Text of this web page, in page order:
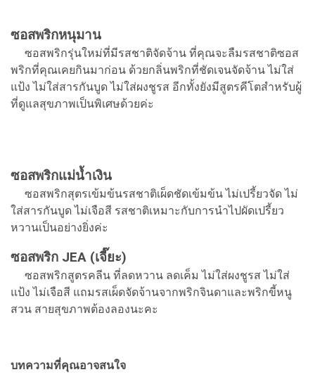
ซอสพริกหนุมาน
ซอสพริกรุ่นใหม่ที่มีรสชาติจัดจ้าน ที่คุณจะลืมรสชาติซอส
พริกที่คุณเคยกินมาก่อน ด้วยกลิ่นพริกที่ชัดเจนจัดจ้าน ไม่ใส่
แป้ง ไม่ใส่สารกันบูด ไม่ใส่ผงชูรส อีกทั้งยังมีสูตรคีโตสำหรับผู้
ที่ดูแลสุขภาพเป็นพิเศษด้วยค่ะ
ซอสพริกแม่น้ำเงิน
ซอสพริกสุตรเข้มข้นรสชาติเผ็ดชัดเข้มข้น ไม่เปรี้ยวจัด ไม่
ใส่สารกันบูด ไม่เจือสี รสชาติเหมาะกับการนำไปผัดเปรี้ยว
หวานเป็นอย่างยิ่งค่ะ
ซอสพริก JEA (เจี๊ยะ)
ซอสพริกสูตรคลีน ที่ลดหวาน ลดเค็ม ไม่ใส่ผงชูรส ไม่ใส่
แป้ง ไม่เจือสี แถมรสเผ็ดจัดจ้านจากพริกจินดาและพริกขี้หนู
สวน สายสุขภาพต้องลองนะคะ
บทความที่คุณอาจสนใจ